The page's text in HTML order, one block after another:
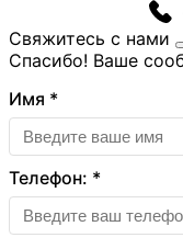
Свяжитесь с нами
Спасибо! Ваше
Имя *
Телефон: *